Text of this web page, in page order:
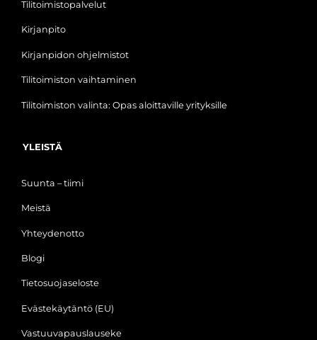
Tilitoimistopalvelut
Kirjanpito
Kirjanpidon ohjelmistot
Tilitoimiston vaihtaminen
Tilitoimiston valinta: Opas aloittaville yrityksille
YLEISTÄ
Suunta – tiimi
Meistä
Yhteydenotto
Blogi
Tietosuojaseloste
Evästekäytäntö (EU)
Vastuuvapauslauseke